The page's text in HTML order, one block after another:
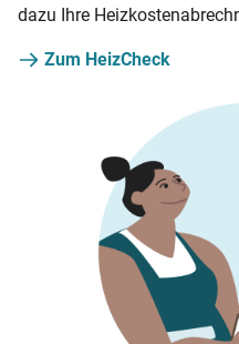
dazu Ihre
Zum HeizCheck